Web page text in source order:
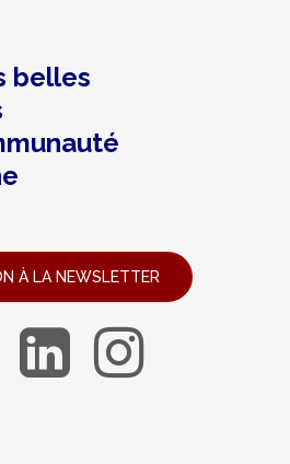
belles
À LA NEWSLETTER